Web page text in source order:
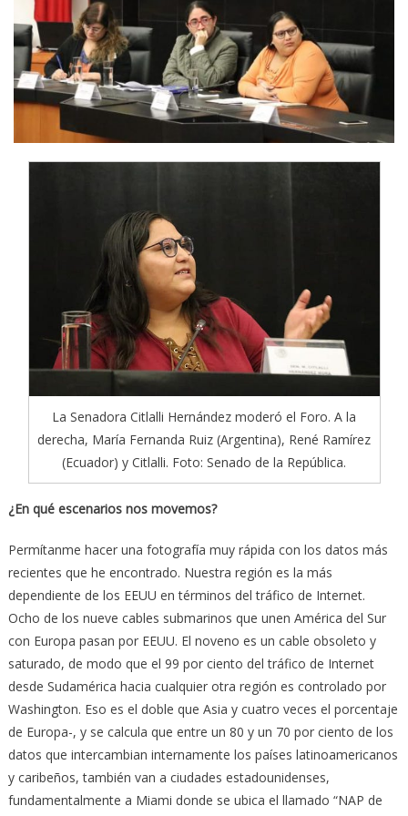
La Senadora Citlalli Hernández moderó el Foro. A la
derecha, María Fernanda Ruiz (Argentina), René Ramírez
(Ecuador) y Citlalli. Foto: Senado de la República.
¿En qué escenarios nos movemos?
Permítanme hacer una fotografía muy rápida con los datos más
recientes que he encontrado. Nuestra región es la más
dependiente de los EEUU en términos del tráfico de Internet.
Ocho de los nueve cables submarinos que unen América del Sur
con Europa pasan por EEUU. El noveno es un cable obsoleto y
saturado, de modo que el 99 por ciento del tráfico de Internet
desde Sudamérica hacia cualquier otra región es controlado por
Washington. Eso es el doble que Asia y cuatro veces el porcentaje
de Europa-, y se calcula que entre un 80 y un 70 por ciento de los
datos que intercambian internamente los países latinoamericanos
y caribeños, también van a ciudades estadounidenses,
fundamentalmente a Miami donde se ubica el llamado “NAP de